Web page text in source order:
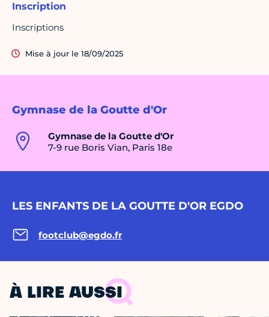
Gymnase de la Goutte d'Or
Gymnase de la Goutte d'Or
7-9 rue Boris Vian, Paris 18e
LES ENFANTS DE LA GOUTTE D'OR EGDO
footclub@egdo.fr
Inscription
Inscriptions
Mise à jour le 18/09/2025
À LIRE AUSSI